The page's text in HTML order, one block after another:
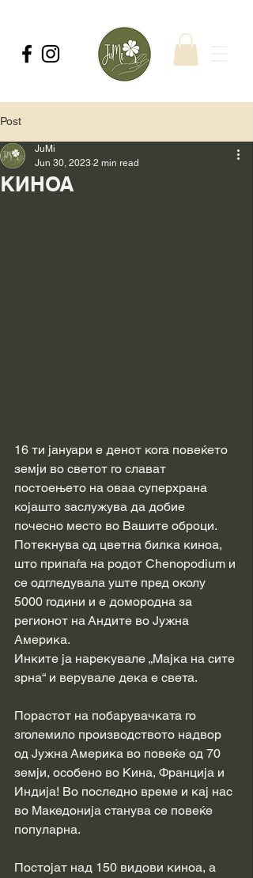
Post
КИНОА
JuMi
Jun 30, 2023 2 min read
16 ти јануари е денот кога повеќето
земји во светот го слават
постоењето на оваа суперхрана
којашто заслужува да добие
почесно место во Вашите оброци.
Потекнува од цветна билка киноа,
што припаѓа на родот Chenopodium и
се одгледувала уште пред околу
5000 години и е домородна за
регионот на Андите во Јужна
Америка.
Инките ја нарекувале „Мајка на сите
зрна“ и верувале дека е света.
Порастот на побарувачката го
зголемило производството надвор
од Јужна Америка во повеќе од 70
земји, особено во Кина, Франција и
Индија! Во последно време и кај нас
во Македонија станува се повеќе
популарна.
Постојат над 150 видови киноа, а